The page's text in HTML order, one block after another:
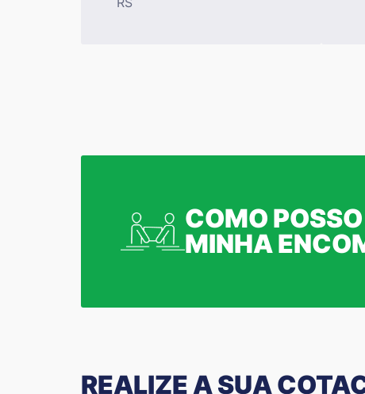
COMO
MINHA
REALIZE A SUA